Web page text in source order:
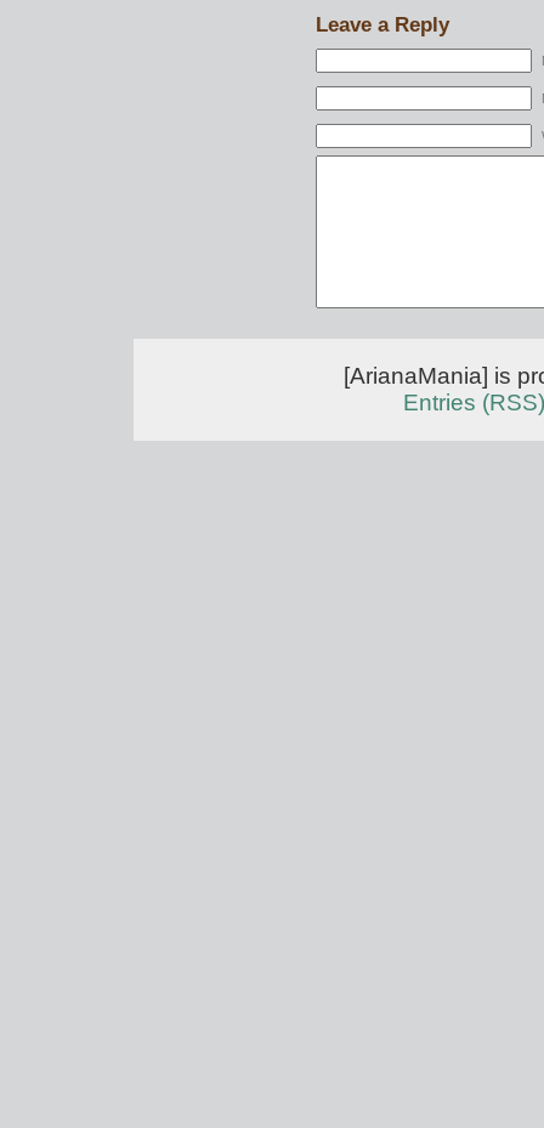
Leave a Reply
[ArianaMania] is
Entries (RSS)